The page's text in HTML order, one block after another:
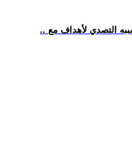
التصدي لأهداف مع